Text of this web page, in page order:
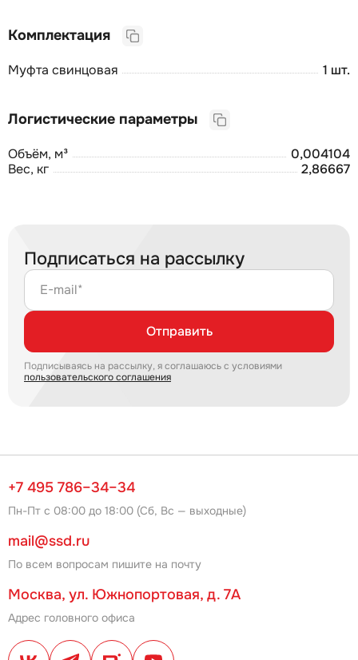
Комплектация
Муфта свинцовая 1 шт.
Логистические параметры
Объём, м³
0,004104
Вес, кг
2,86667
Подписаться на рассылку
E-mail*
Отправить
Подписываясь на рассылку, я соглашаюсь с условиями
пользовательского соглашения
+7 495 786–34–34
Пн-Пт с 08:00 до 18:00 (Сб, Вс — выходные)
mail@ssd.ru
По всем вопросам пишите на почту
Москва, ул. Южнопортовая, д. 7А
Адрес головного офиса